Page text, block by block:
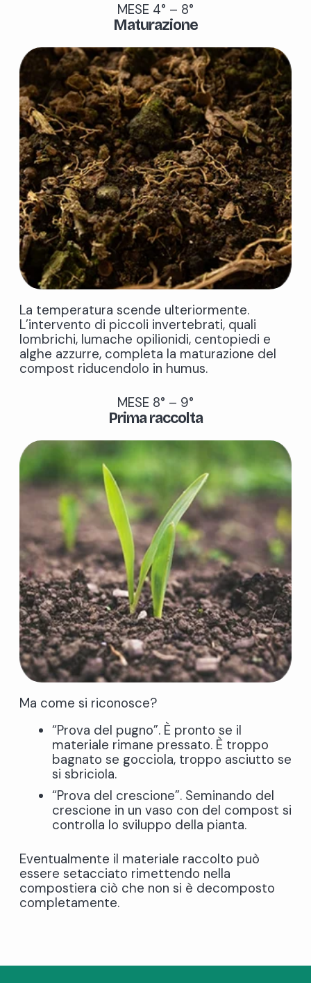
MESE 4° – 8°
Maturazione
La temperatura scende ulteriormente.
L’intervento di piccoli invertebrati, quali
lombrichi, lumache opilionidi, centopiedi e
alghe azzurre, completa la maturazione del
compost riducendolo in humus.
MESE 8° – 9°
Prima raccolta
Ma come si riconosce?
“Prova del pugno”. È pronto se il
materiale rimane pressato. È troppo
bagnato se gocciola, troppo asciutto se
si sbriciola.
“Prova del crescione”. Seminando del
crescione in un vaso con del compost si
controlla lo sviluppo della pianta.
Eventualmente il materiale raccolto può
essere setacciato rimettendo nella
compostiera ciò che non si è decomposto
completamente.